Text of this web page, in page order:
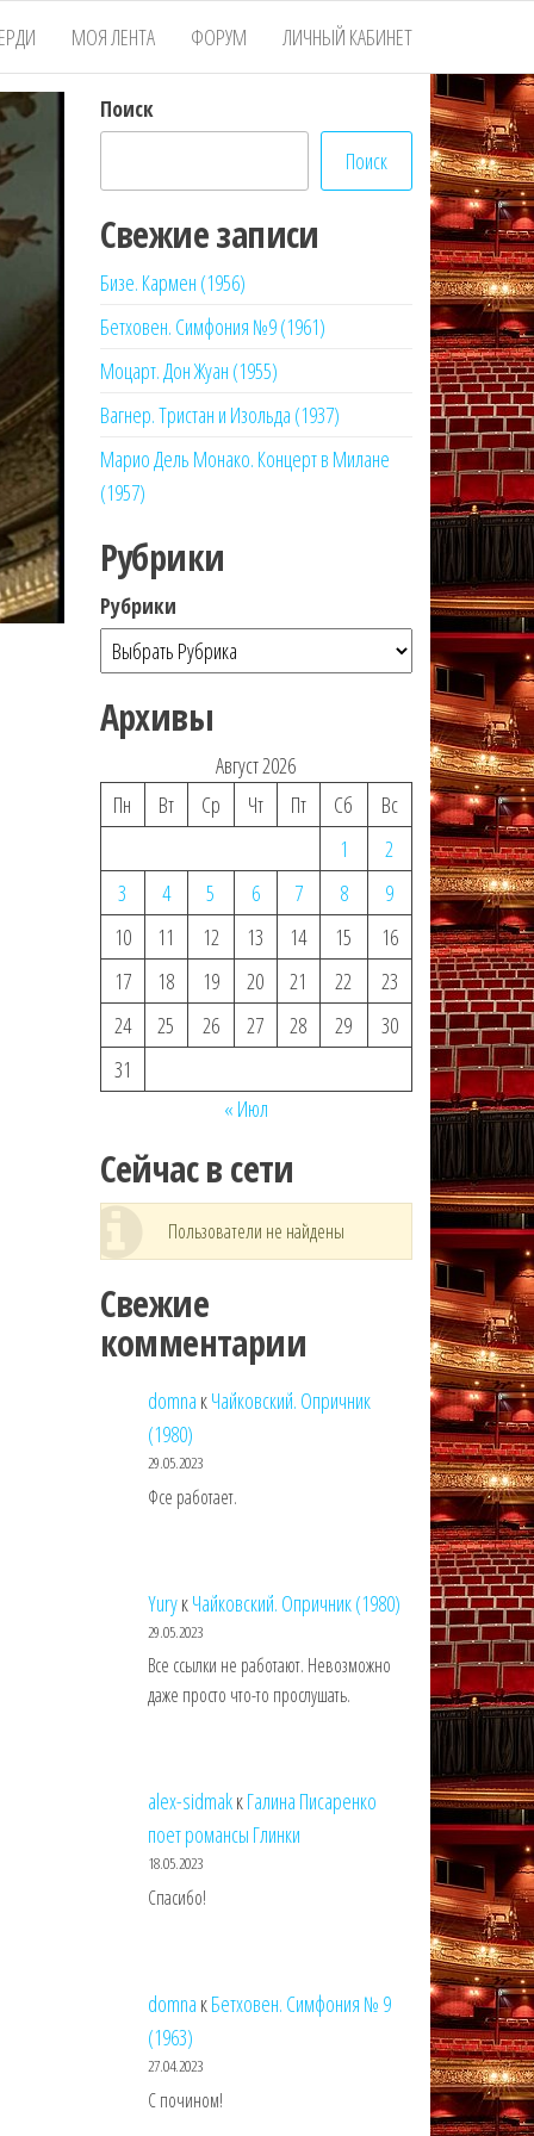
МОЯ ЛЕНТА ФОРУМ ЛИЧНЫЙ КАБИНЕТ
Поиск
Поиск
Свежие записи
Бизе. Кармен (1956)
Бетховен. Симфония №9 (1961)
Моцарт. Дон Жуан (1955)
Вагнер. Тристан и Изольда (1937)
Марио Дель Монако. Концерт в Милане
(1957)
Рубрики
Рубрики
Архивы
Август 2026
Пн
Вт Ср Чт Пт Сб
Вс
1
2
3
4 5 6 7 8
9
10
11 12 13 14 15
16
17
18 19 20 21 22
23
24
25 26 27 28 29
30
31
« Июл
Сейчас в сети
Пользователи не найдены
Свежие
комментарии
domna кЧайковский. Опричник
(1980)
29.05.2023
Фсе работает.
YuryкЧайковский. Опричник (1980)
29.05.2023
Все ссылки не работают. Невозможно
даже просто что-то прослушать.
alex-sidmakкГалина Писаренко
поет романсы Глинки
18.05.2023
Спасибо!
domna кБетховен. Симфония № 9
(1963)
27.04.2023
С почином!